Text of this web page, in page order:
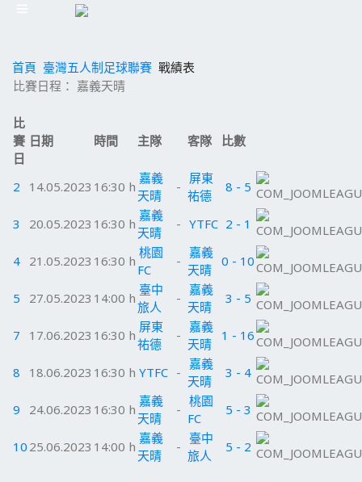
首頁 臺灣五人制足球聯賽 戰績表
比賽日程： 嘉義天晴
比
賽
日
日期 時間 主隊 客隊 比數
2 14.05.2023 16:30 h
嘉義
天晴
-
屏東
祐德
8 - 5
3 20.05.2023 16:30 h
嘉義
天晴
- YTFC 2 - 1
4 21.05.2023 16:30 h
桃園
FC
-
嘉義
天晴
0 - 10
5 27.05.2023 14:00 h
臺中
旅人
-
嘉義
天晴
3 - 5
7 17.06.2023 16:30 h
屏東
祐德
-
嘉義
天晴
1 - 16
8 18.06.2023 16:30 h YTFC -
嘉義
天晴
3 - 4
9 24.06.2023 16:30 h
嘉義
天晴
-
桃園
FC
5 - 3
10 25.06.2023 14:00 h
嘉義
天晴
-
臺中
旅人
5 - 2